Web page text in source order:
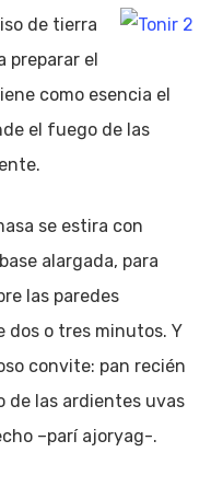
de tierra
preparar el
como esencia el
el fuego de las
se estira con
alargada, para
las paredes
dos o tres minutos. Y
convite: pan recién
de las ardientes uvas
–parí ajoryag-.